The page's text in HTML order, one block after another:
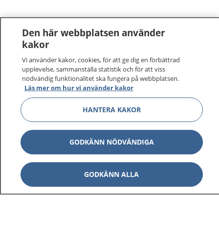
Den här webbplatsen använder
kakor
Vi använder kakor, cookies, för att ge dig en förbättrad
upplevelse, sammanställa statistik och för att viss
nödvändig funktionalitet ska fungera på webbplatsen.
Läs mer om hur vi använder kakor
HANTERA KAKOR
GODKÄNN NÖDVÄNDIGA
GODKÄNN ALLA